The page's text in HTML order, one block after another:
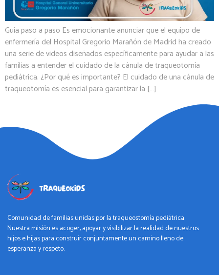
Guía paso a paso Es emocionante anunciar que el equipo de
enfermería del Hospital Gregorio Marañón de Madrid ha creado
una serie de videos diseñados específicamente para ayudar a las
familias a entender el cuidado de la cánula de traqueotomía
pediátrica. ¿Por qué es importante? El cuidado de una cánula de
traqueotomía es esencial para garantizar la […]
Comunidad de familias unidas por la traqueostomía pediátrica.
Nuestra misión es acoger, apoyar y visibilizar la realidad de nuestros
hijos e hijas para construir conjuntamente un camino lleno de
esperanza y respeto.